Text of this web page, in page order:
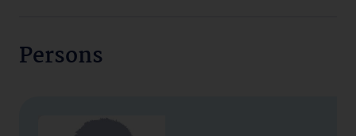
Persons